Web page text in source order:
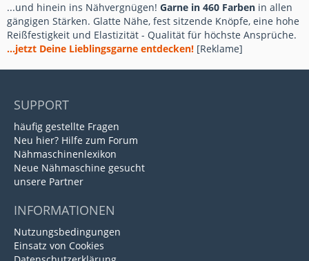
...und hinein ins Nähvergnügen! Garne in 460 Farben in allen
gängigen Stärken. Glatte Nähe, fest sitzende Knöpfe, eine hohe
Reißfestigkeit und Elastizität - Qualität für höchste Ansprüche.
...jetzt Deine Lieblingsgarne entdecken! [Reklame]
SUPPORT
häufig gestellte Fragen
Neu hier? Hilfe zum Forum
Nähmaschinenlexikon
Neue Nähmaschine gesucht
unsere Partner
INFORMATIONEN
Nutzungsbedingungen
Einsatz von Cookies